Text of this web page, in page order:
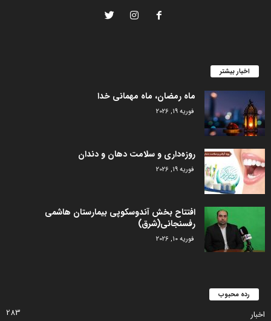
اخبار بیشتر
ماه رمضان، ماه مهمانی خدا
فوریه 19, 2026
روزه‌داری و سلامت دهان و دندان
فوریه 19, 2026
افتتاح بخش آندوسکوپی بیمارستان هاشمی
رفسنجانی(شرق)
فوریه 10, 2026
رده محبوب
اخبار 283